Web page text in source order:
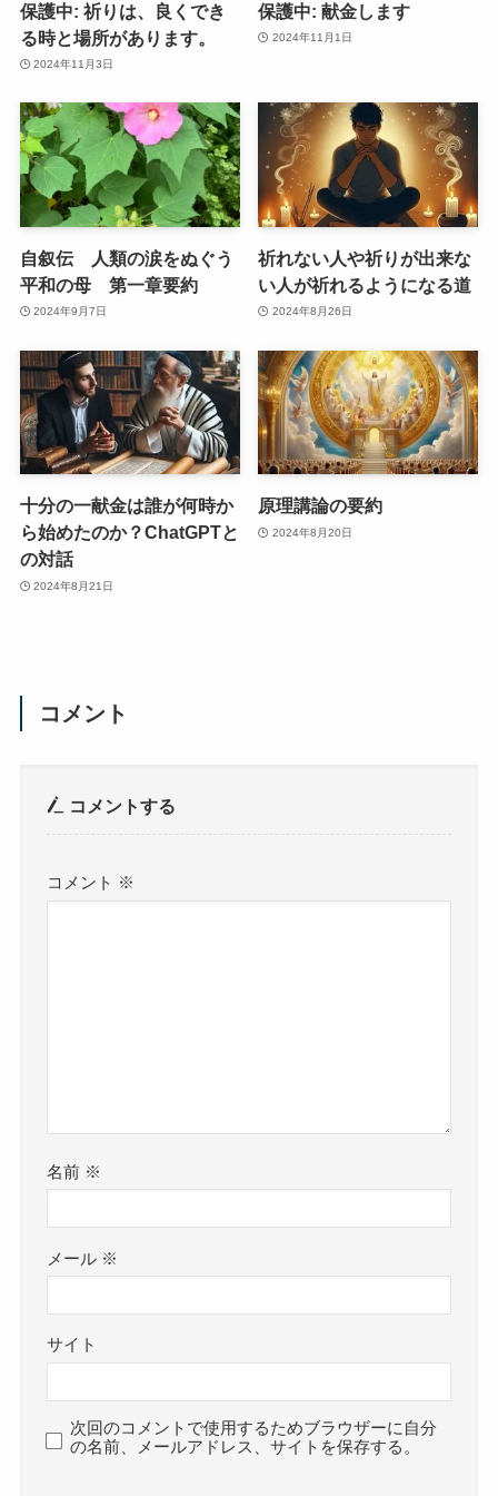
保護中: 祈りは、良くでき
る時と場所があります。
2024年11月3日
保護中: 献金します
2024年11月1日
自叙伝 人類の涙をぬぐう
平和の母 第一章要約
2024年9月7日
祈れない人や祈りが出来な
い人が祈れるようになる道
2024年8月26日
十分の一献金は誰が何時か
ら始めたのか？ChatGPTと
の対話
2024年8月21日
原理講論の要約
2024年8月20日
コメント
コメントする
コメント ※
名前 ※
メール ※
サイト
次回のコメントで使用するためブラウザーに自分
の名前、メールアドレス、サイトを保存する。